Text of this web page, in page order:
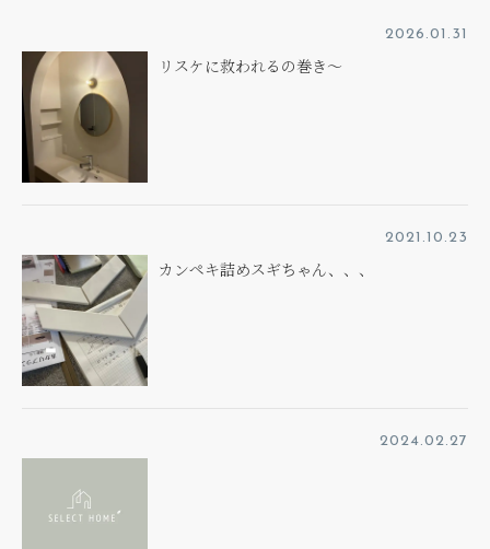
2026.01.31
リスケに救われるの巻き～
2021.10.23
カンペキ詰めスギちゃん、、、
2024.02.27